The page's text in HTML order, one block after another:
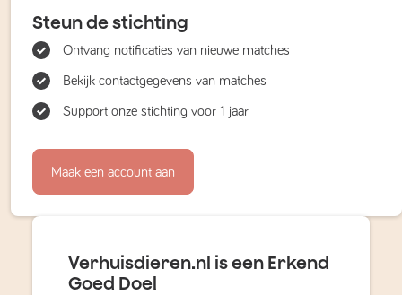
Steun de stichting
Ontvang notificaties van nieuwe matches
Bekijk contactgegevens van matches
Support onze stichting voor 1 jaar
Maak een account aan
Verhuisdieren.nl is een Erkend
Goed Doel